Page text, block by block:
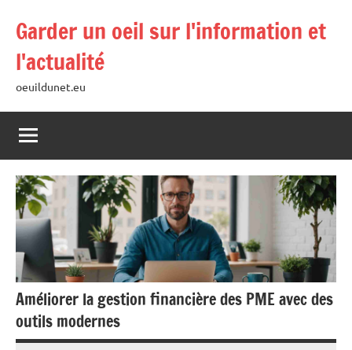
contenu
Garder un oeil sur l'information et
l'actualité
oeuildunet.eu
Améliorer la gestion financière des PME avec des
outils modernes